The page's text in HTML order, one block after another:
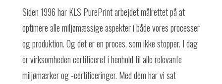
Siden 1996 har KLS PurePrint arbejdet målrettet på at
optimere alle miljømæssige aspekter i både vores processer
og produktion. Og det er en proces, som ikke stopper. I dag
er virksomheden certificeret i henhold til alle relevante
miljømærker og -certificeringer. Med dem har vi sat